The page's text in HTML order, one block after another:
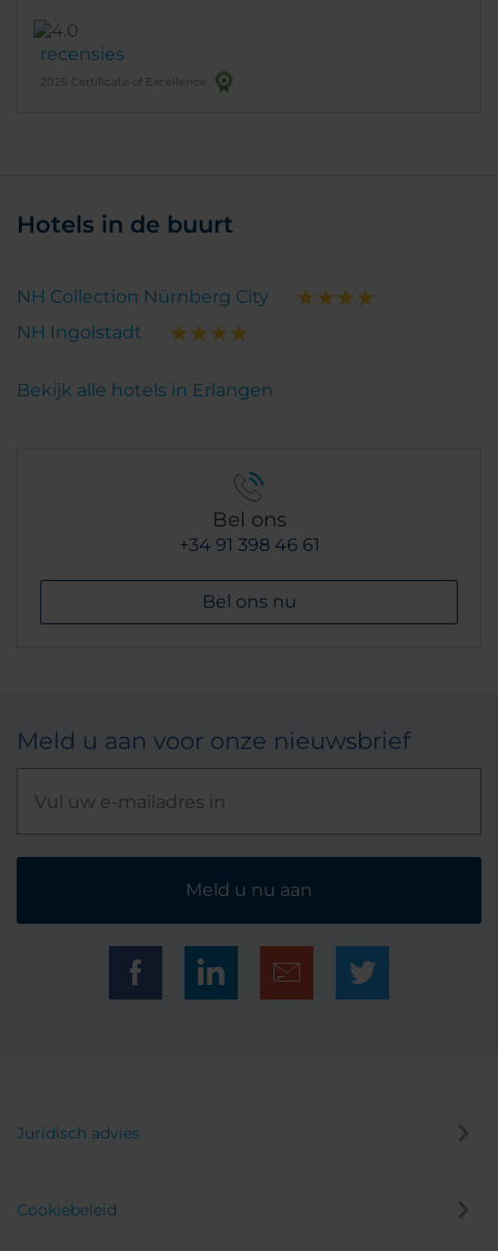
recensies
2025 Certificate of Excellence
Hotels in de buurt
NH Collection Nürnberg City
NH Ingolstadt
Bekijk alle hotels in Erlangen
Bel ons
+34 91 398 46 61
Bel ons nu
Meld u aan voor onze nieuwsbrief
Meld u nu aan
Juridisch advies
Cookiebeleid